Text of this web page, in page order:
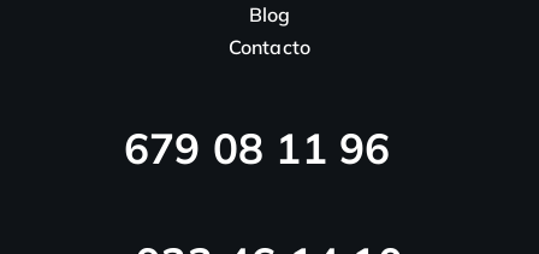
Blog
Contacto
679 08 11 96